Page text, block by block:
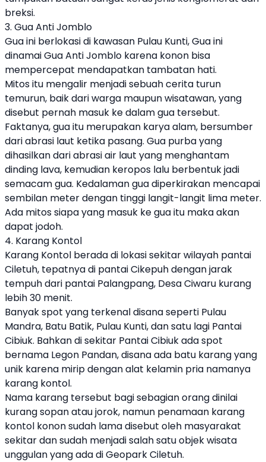
breksi.
3. Gua Anti Jomblo
Gua ini berlokasi di kawasan Pulau Kunti, Gua ini
dinamai Gua Anti Jomblo karena konon bisa
mempercepat mendapatkan tambatan hati.
Mitos itu mengalir menjadi sebuah cerita turun
temurun, baik dari warga maupun wisatawan, yang
disebut pernah masuk ke dalam gua tersebut.
Faktanya, gua itu merupakan karya alam, bersumber
dari abrasi laut ketika pasang. Gua purba yang
dihasilkan dari abrasi air laut yang menghantam
dinding lava, kemudian keropos lalu berbentuk jadi
semacam gua. Kedalaman gua diperkirakan mencapai
sembilan meter dengan tinggi langit-langit lima meter.
Ada mitos siapa yang masuk ke gua itu maka akan
dapat jodoh.
4. Karang Kontol
Karang Kontol berada di lokasi sekitar wilayah pantai
Ciletuh, tepatnya di pantai Cikepuh dengan jarak
tempuh dari pantai Palangpang, Desa Ciwaru kurang
lebih 30 menit.
Banyak spot yang terkenal disana seperti Pulau
Mandra, Batu Batik, Pulau Kunti, dan satu lagi Pantai
Cibiuk. Bahkan di sekitar Pantai Cibiuk ada spot
bernama Legon Pandan, disana ada batu karang yang
unik karena mirip dengan alat kelamin pria namanya
karang kontol.
Nama karang tersebut bagi sebagian orang dinilai
kurang sopan atau jorok, namun penamaan karang
kontol konon sudah lama disebut oleh masyarakat
sekitar dan sudah menjadi salah satu objek wisata
unggulan yang ada di Geopark Ciletuh.